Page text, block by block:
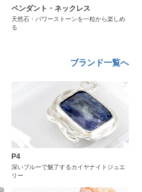
ペンダント・ネックレス
天然石・パワーストーンを一粒から楽しめ
る
ブランド一覧へ
P4
深いブルーで魅了するカイヤナイトジュエ
リー